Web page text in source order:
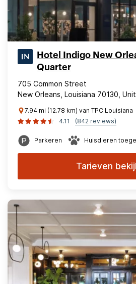
Hotel Indigo New
Quarter
705 Common Street
New Orleans, Louisiana 70130,
7.94 mi (12.78 km) van TPC Louisiana
4.11
(842 reviews)
Parkeren Huisdieren
Tarieven